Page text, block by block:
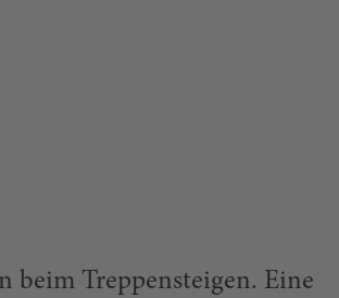
beim Treppensteigen. Eine